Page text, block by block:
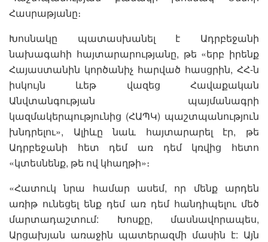
Հասրաթյանը։
Խոսնակը պատասխանել է Ադրբեջանի
նախագահի հայտարարությանը, թե «երբ իրենք
Հայաստանին կործանիչ հարված հասցրին, ՀՀ-ն
իսկույն ևեթ վազեց Հավաքական
Անվտանգության պայմանագրի
կազմակերպությունից (ՀԱՊԿ) պաշտպանություն
խնդրելու», Ալիևը նաև հայտարարել էր, թե
Ադրբեջանի հետ դեմ առ դեմ կռվից հետո
«կտեսնենք, թե ով կհաղթի»։
«Հատուկ նրա համար ասեմ, որ մենք արդեն
առիթ ունեցել ենք դեմ առ դեմ հանդիպելու մեծ
մարտադաշտում: Խոսքը, մասնավորապես,
Արցախյան առաջին պատերազմի մասին է: Այն